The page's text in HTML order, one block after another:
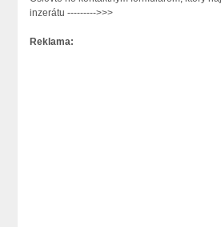
inzerátu --------->>>
Reklama: